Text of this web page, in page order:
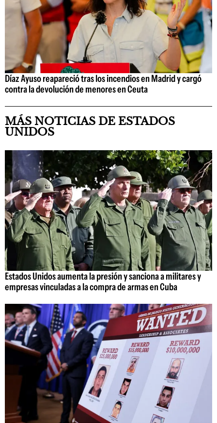
Díaz Ayuso reapareció tras los incendios en Madrid y cargó
contra la devolución de menores en Ceuta
MÁS NOTICIAS DE ESTADOS
UNIDOS
Estados Unidos aumenta la presión y sanciona a militares y
empresas vinculadas a la compra de armas en Cuba